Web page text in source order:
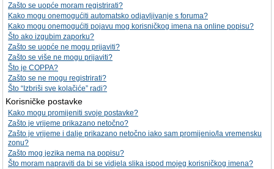
Zašto se uopće moram registrirati?
Kako mogu onemogućiti automatsko odjavljivanje s foruma?
Kako mogu onemogućiti pojavu mog korisničkog imena na online popisu?
Što ako izgubim zaporku?
Zašto se uopće ne mogu prijaviti?
Zašto se više ne mogu prijaviti?
Što je COPPA?
Zašto se ne mogu registrirati?
Što “Izbriši sve kolačiće” radi?
Korisničke postavke
Kako mogu promijeniti svoje postavke?
Zašto je vrijeme prikazano netočno?
Zašto je vrijeme i dalje prikazano netočno iako sam promijenio/la vremensku
zonu?
Zašto mog jezika nema na popisu?
Što moram napraviti da bi se vidjela slika ispod mojeg korisničkog imena?